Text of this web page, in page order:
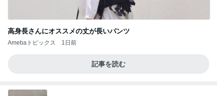
高身長さんにオススメの丈が長いパンツ
Amebaトピックス 1日前
記事を読む